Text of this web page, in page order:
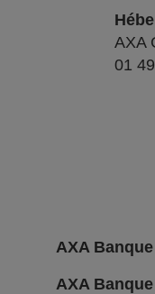
AXA
01
AXA Banque
AXA